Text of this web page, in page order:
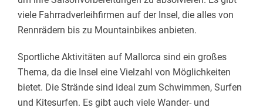
viele Fahrradverleihfirmen auf der Insel, die alles von
Rennrädern bis zu Mountainbikes anbieten.
Sportliche Aktivitäten auf Mallorca sind ein großes
Thema, da die Insel eine Vielzahl von Möglichkeiten
bietet. Die Strände sind ideal zum Schwimmen, Surfen
und Kitesurfen. Es gibt auch viele Wander- und